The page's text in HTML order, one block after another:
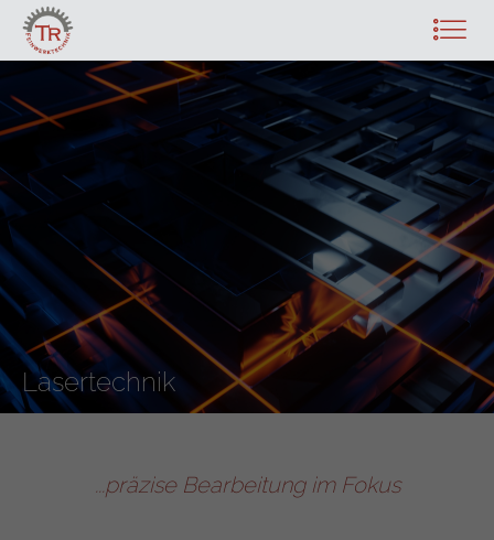
Lasertechnik
...präzise Bearbeitung im Fokus